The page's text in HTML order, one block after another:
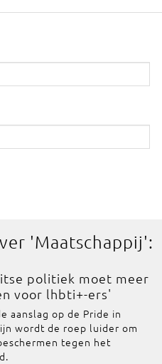
'Maatschappij':
politiek moet meer
voor lhbti+-ers'
aanslag op de Pride in
wordt de roep luider om
tegen het